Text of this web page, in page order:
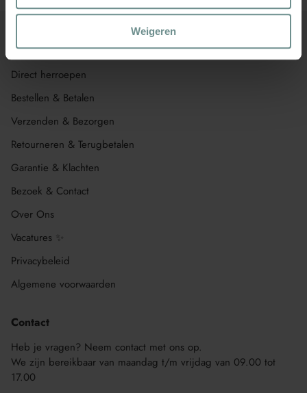
Weigeren
Klantenservice
Direct herroepen
Bestellen & Betalen
Verzenden & Bezorgen
Retourneren & Terugbetalen
Garantie & Klachten
Bezoek & Contact
Over Ons
Vacatures ✨
Privacybeleid
Algemene voorwaarden
Contact
Heb je vragen? Neem contact met ons op.
We zijn bereikbaar van maandag t/m vrijdag van 09.00 tot
17.00